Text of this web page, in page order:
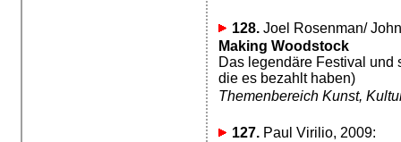
128.Joel Rosenman/
Making Woodstock
Das legendäre Festival und
die es bezahlt haben)
Themenbereich Kunst,
127.Paul Virilio, 2009: